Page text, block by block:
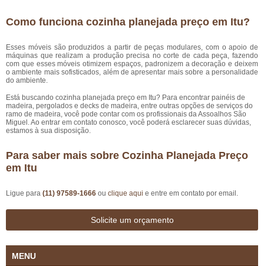
Como funciona cozinha planejada preço em Itu?
Esses móveis são produzidos a partir de peças modulares, com o apoio de
máquinas que realizam a produção precisa no corte de cada peça, fazendo
com que esses móveis otimizem espaços, padronizem a decoração e deixem
o ambiente mais sofisticados, além de apresentar mais sobre a personalidade
do ambiente.
Está buscando cozinha planejada preço em Itu? Para encontrar painéis de
madeira, pergolados e decks de madeira, entre outras opções de serviços do
ramo de madeira, você pode contar com os profissionais da Assoalhos São
Miguel. Ao entrar em contato conosco, você poderá esclarecer suas dúvidas,
estamos à sua disposição.
Para saber mais sobre Cozinha Planejada Preço
em Itu
Ligue para (11) 97589-1666 ou clique aqui e entre em contato por email.
Solicite um orçamento
MENU